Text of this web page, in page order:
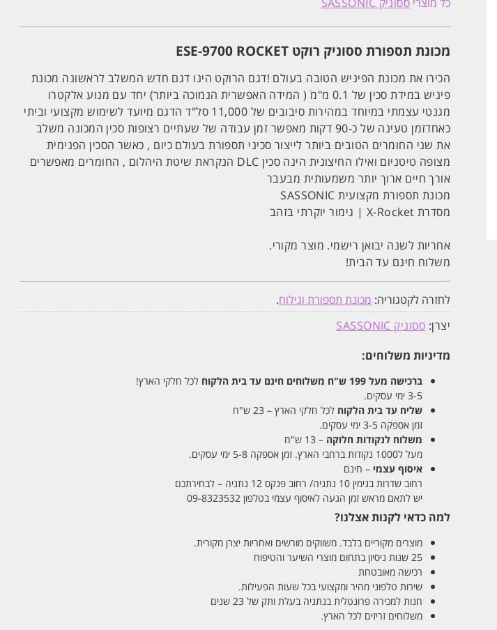
ססוניק
ROCKET
ESE9700
מתנה
מכונת תספורת ססוניק רוקט ESE-9700 ROCKET
הכירו את מכונת הפיניש הטובה בעולם !דגם הרוקט הינו דגם חדש המשלב לראשונה מכונת
פיניש במידת סכין של 0.1 מ"מ ׁׁ( המידה האפשרית הנמוכה ביותר) יחד עם מנוע אלקטרו
מגנטי עצמתי במיוחד במהירות סיבובים של 11,000 סל"ד הדגם מיועד לשימוש מקצועי וביתי
כאחדזמן טעינה של כ-90 דקות מאפשר זמן עבודה של שעתיים רצופות סכין המכונה משלב
את שני החומרים הטובים ביותר לייצור סכיני תספורת בעולם כיום , כאשר הסכין הפנימית
מצופה טיטניום ואילו החיצונית הינה סכין DLC הנקראת שיטת היהלום , החומרים מאפשרים
אורך חיים ארוך יותר משמעותית מבעבר
מכונת תספורת מקצועית SASSONIC
מסדרת X-Rocket | גימור יוקרתי בזהב
אחריות לשנה יבואן רישמי. מוצר מקורי.
משלוח חינם עד הבית!
לחזרה לקטגוריה: מכונת תספורת וגילוח.
יצרן: ססוניק SASSONIC
מדיניות משלוחים:
ברכישה מעל 199 ש"ח משלוחים חינם עד בית הלקוח לכל חלקי הארץ!
3-5 ימי עסקים.
שליח עד בית הלקוח לכל חלקי הארץ – 23 ש"ח
זמן אספקה 3-5 ימי עסקים.
משלוח לנקודות חלוקה – 13 ש"ח
מעל ל1000 נקודות ברחבי הארץ. זמן אספקה 5-8 ימי עסקים.
איסוף עצמי – חינם
רחוב שדרות בנימין 10 נתניה/ רחוב פנקס 12 נתניה – לבחירתכם
יש לתאם מראש זמן הגעה לאיסוף עצמי בטלפון 09-8323532
למה כדאי לקנות אצלנו?
מוצרים מקוריים בלבד. משווקים מורשים ואחריות יצרן מקורית.
25 שנות ניסיון בתחום מוצרי השיער והטיפוח
רכישה מאובטחת
שירות טלפוני מהיר ומקצועי בכל שעות הפעילות.
חנות למכירה פרונטלית בנתניה בעלת ותק של 23 שנים
משלוחים זריזים לכל הארץ.